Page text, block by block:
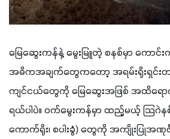
မြေဆွေးကန်နဲ့ မွေးမြူတဲ့ စနစ်မှာ ကောင်းက
အဓိကအချက်တွေကတော့ အရမ်းရိုးရှင်း
ကျင်ငယ်တွေကို မြေဆွေးအဖြစ် အထိရော
ရယ်ပါပဲ။ ဝက်မွေးကန်မှာ ထည့်မယ့် သြဂဲနစ်
ကောက်ရိုး၊ စပါးခွံ) တွေကို အကျိုးပြုအ